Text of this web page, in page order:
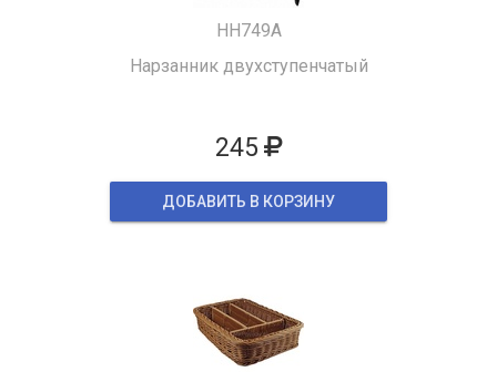
HH749A
Нарзанник двухступенчатый
245
ДОБАВИТЬ В КОРЗИНУ